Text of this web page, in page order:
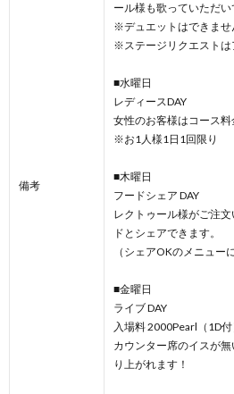
備考
ール様も歌っていただい
※デュエットはできませ
※ステージリクエストは
■水曜日
レディースDAY
女性のお客様はコース料
※お1人様1日1回限り
■木曜日
フードシェア DAY
レクトゥール様がご注
ドとシェアできます。
（シェアOKのメニュー
■金曜日
ライブ DAY
入場料 2000Pearl（1D
カウンター席のイスが
り上がれます！